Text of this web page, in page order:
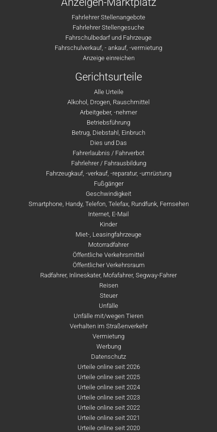
Fahrlehrer Stellenangebote
Fahrlehrer Stellengesuche
Fahrschulbedarf und Fahrzeuge
Fahrschulverkauf, - ankauf, -vermietung
Anzeige einreichen
Gerichtsurteile
Alle Urteile
Alkohol, Drogen, Rauschmittel
Arbeitgeber, -nehmer
Betriebsführung
Betrug, Diebstahl, Einbruch
Dies und Das
Fahrerlaubnis / Fahrverbot
Fahrlehrer / Fahrausbildung
Fahrzeugkauf, -verkauf, -reparatur, -umrüstung
Fußgänger
Geschwindigkeit
Smartphone, Handy, Telefon, Telefax, Rundfunk, Fernsehen
Internet, E-Mail
Kinder
Miet-, Leasingfahrzeuge
Motorradfahrer
Öffentliche Verkehrsmittel
Öffentlicher Verkehrsraum
Radfahrer, Inlineskater, Mofafahrer, Segway-Fahrer
Reisen
Steuer
Unfälle
Unfälle mit/wegen Tieren
Verhalten im Straßenverkehr
Vermietung
Werbung
Datenschutz
Urteile online seit 2026
Urteile online seit 2025
Urteile online seit 2024
Urteile online seit 2023
Urteile online seit 2022
Urteile online seit 2021
Urteile online seit 2020